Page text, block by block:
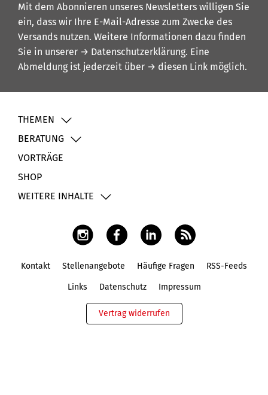
Mit dem Abonnieren unseres Newsletters willigen Sie
ein, dass wir Ihre E-Mail-Adresse zum Zwecke des
Versands nutzen. Weitere Informationen dazu finden
Sie in unserer → Datenschutzerklärung. Eine
Abmeldung ist jederzeit über → diesen Link möglich.
THEMEN
BERATUNG
VORTRÄGE
SHOP
WEITERE INHALTE
Kontakt Stellenangebote Häufige Fragen RSS-Feeds
Links Datenschutz Impressum
Vertrag widerrufen